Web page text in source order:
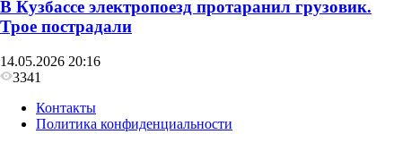
В Кузбассе электропоезд протаранил грузовик.
Трое пострадали
14.05.2026 20:16
3341
Контакты
Политика конфиденциальности